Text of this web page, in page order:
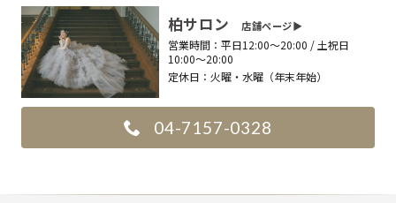
柏サロン店舗ページ▶︎
営業時間： 平日12:00〜20:00 / 土祝日
10:00〜20:00
定休日： 火曜・水曜（年末年始）
04-7157-0328